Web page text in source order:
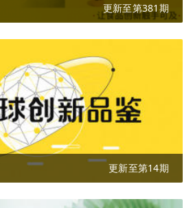
更新至第381期
更新至第14期